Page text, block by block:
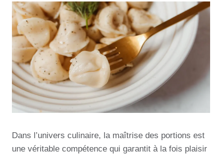
Dans l’univers culinaire, la maîtrise des portions est
une véritable compétence qui garantit à la fois plaisir